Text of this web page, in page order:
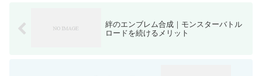
絆のエンブレム合成｜モンスターバトル
ロードを続けるメリット